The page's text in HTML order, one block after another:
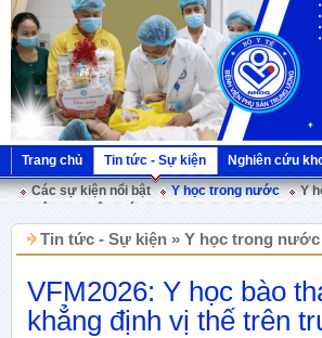
Trang chủ Tin tức - Sự kiện Nghiên cứu
Các sự kiện nổi bật
Y học trong nước Y
Tin tức - Sự kiện » Y học trong nước
VFM2026: Y học bào
khẳng định vị thế trên